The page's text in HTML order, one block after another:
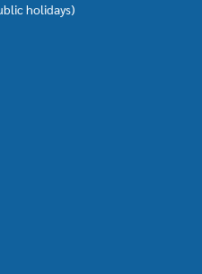
holidays)